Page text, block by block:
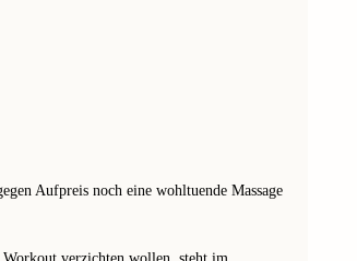
Aufpreis noch eine wohltuende Massage